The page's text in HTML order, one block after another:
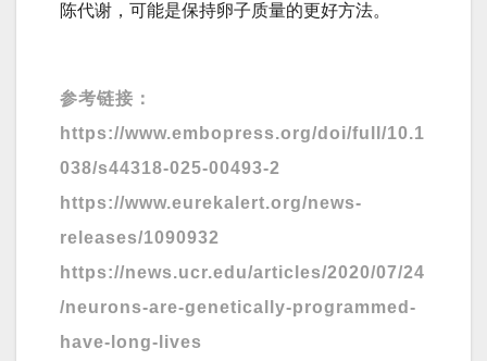
陈代谢，可能是保持卵子质量的更好方法。
参考链接：
https://www.embopress.org/doi/full/10.1
038/s44318-025-00493-2
https://www.eurekalert.org/news-
releases/1090932
https://news.ucr.edu/articles/2020/07/24
/neurons-are-genetically-programmed-
have-long-lives